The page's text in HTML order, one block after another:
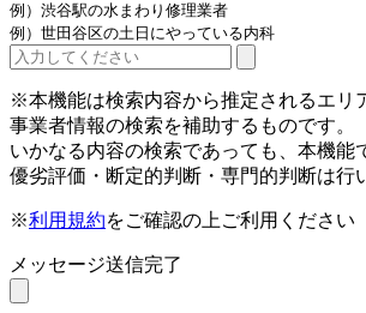
例）渋谷駅の水まわり修理業者
例）世田谷区の土日にやっている内科
※本機能は検索内容から推定されるエリ
事業者情報の検索を補助するものです。
いかなる内容の検索であっても、本機能
優劣評価・断定的判断・専門的判断は行
※利用規約をご確認の上ご利用ください
メッセージ送信完了